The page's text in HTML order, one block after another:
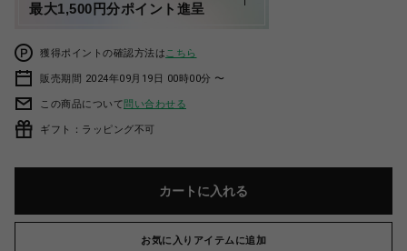
最大1,500円分ポイント進呈
獲得ポイントの確認方法は こちら
販売期間 2024年09月19日 00時00分 〜
この商品について問い合わせる
ギフト：ラッピング不可
カートに入れる
お気に入りアイテムに追加